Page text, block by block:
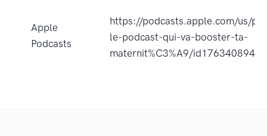
Apple
Podcasts
https://podcasts.apple.com/us/
le-podcast-qui-va-booster-ta-
maternit%C3%A9/